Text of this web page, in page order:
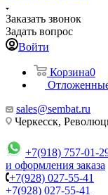
Заказать звонок
Задать вопрос
Войти
Корзина0
sales@sembat.ru
Черкесск,
+7(918) 757-01-
и оформления заказа
+7(928) 027-55-41
+7(928) 027-55-41